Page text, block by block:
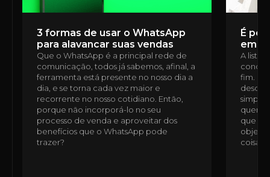
3 formas de usar o WhatsApp
para alavancar suas vendas
Que o WhatsApp é a principal rede de
comunicação, todos já sabemos, afinal, a
ferramenta está presente no nosso dia a
dia, e se torna cada vez maior e
recorrente no nosso cotidiano. Então,
porque não incorporá-lo no seu
processo de venda e aproveitar dos
benefícios que o WhatsApp pode
trazer?
É
em
A lista
fim. É
desde
quem
que
coisas,